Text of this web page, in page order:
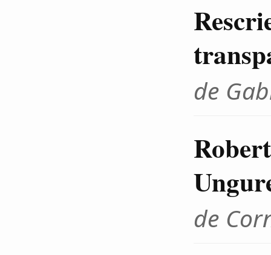
de
de